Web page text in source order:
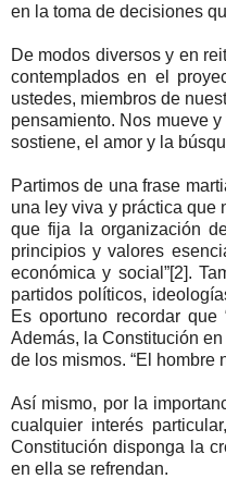
en la toma de decisiones
De modos diversos y en
contemplados en el
ustedes, miembros de
pensamiento. Nos mueve
sostiene, el amor y la
Partimos de una frase
una ley viva y práctica que
que fija la organización
principios y valores
económica y social”[2].
partidos políticos,
Es oportuno recordar
Además, la Constitución
de los mismos. “El hombre
Así mismo, por la
cualquier interés
Constitución disponga la
en ella se refrendan.